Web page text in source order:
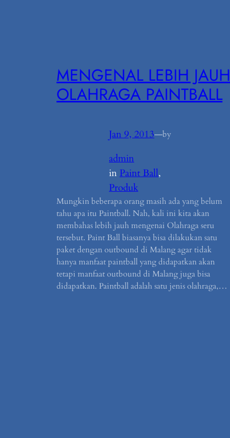
MENGENAL LEBIH JAUH
OLAHRAGA PAINTBALL
Jan 9, 2013—by
admin
in Paint Ball
Produk
Mungkin beberapa orang masih ada yang belum
tahu apa itu Paintball. Nah, kali ini kita akan
membahas lebih jauh mengenai Olahraga seru
tersebut. Paint Ball biasanya bisa dilakukan satu
paket dengan outbound di Malang agar tidak
hanya manfaat paintball yang didapatkan akan
tetapi manfaat outbound di Malang juga bisa
didapatkan. Paintball adalah satu jenis olahraga,…